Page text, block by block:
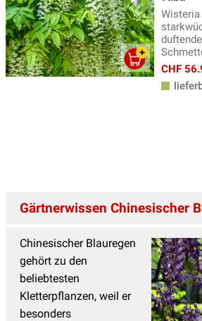
Wisteria
CHF
Gärtnerwissen Chinesischer
Chinesischer Blauregen
gehört zu den
beliebtesten
Kletterpflanzen, weil er
besonders